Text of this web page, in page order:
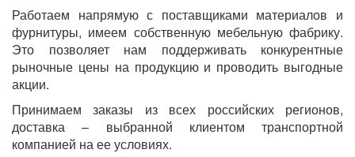
Работаем напрямую с поставщиками материалов и
фурнитуры, имеем собственную мебельную фабрику.
Это позволяет нам поддерживать конкурентные
рыночные цены на продукцию и проводить выгодные
акции.
Принимаем заказы из всех российских регионов,
доставка – выбранной клиентом транспортной
компанией на ее условиях.